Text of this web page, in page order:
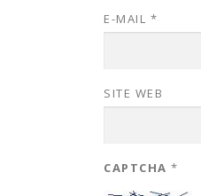
E-MAIL *
SITE WEB
CAPTCHA *